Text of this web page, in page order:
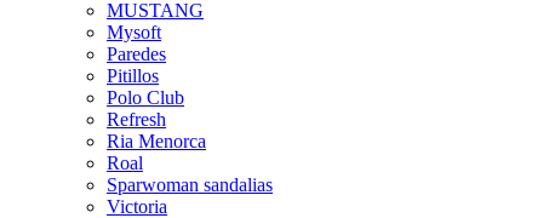
MUSTANG
Mysoft
Paredes
Pitillos
Polo Club
Refresh
Ria Menorca
Roal
Sparwoman sandalias
Victoria